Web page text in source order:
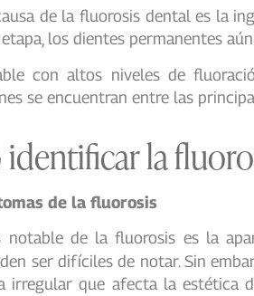
de la fluorosis dental es la
los dientes permanentes
con altos niveles de
se encuentran entre las
la
de la fluorosis
notable de la fluorosis es la
ser difíciles de notar. Sin
irregular que afecta la estética